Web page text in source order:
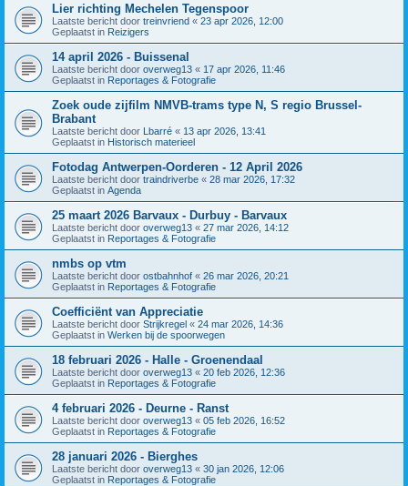
Lier richting Mechelen Tegenspoor
Laatste bericht door treinvriend « 23 apr 2026, 12:00
Geplaatst in Reizigers
14 april 2026 - Buissenal
Laatste bericht door overweg13 « 17 apr 2026, 11:46
Geplaatst in Reportages & Fotografie
Zoek oude zijfilm NMVB-trams type N, S regio Brussel-
Brabant
Laatste bericht door Lbarré « 13 apr 2026, 13:41
Geplaatst in Historisch materieel
Fotodag Antwerpen-Oorderen - 12 April 2026
Laatste bericht door traindriverbe « 28 mar 2026, 17:32
Geplaatst in Agenda
25 maart 2026 Barvaux - Durbuy - Barvaux
Laatste bericht door overweg13 « 27 mar 2026, 14:12
Geplaatst in Reportages & Fotografie
nmbs op vtm
Laatste bericht door ostbahnhof « 26 mar 2026, 20:21
Geplaatst in Reportages & Fotografie
Coefficiënt van Appreciatie
Laatste bericht door Strijkregel « 24 mar 2026, 14:36
Geplaatst in Werken bij de spoorwegen
18 februari 2026 - Halle - Groenendaal
Laatste bericht door overweg13 « 20 feb 2026, 12:36
Geplaatst in Reportages & Fotografie
4 februari 2026 - Deurne - Ranst
Laatste bericht door overweg13 « 05 feb 2026, 16:52
Geplaatst in Reportages & Fotografie
28 januari 2026 - Bierghes
Laatste bericht door overweg13 « 30 jan 2026, 12:06
Geplaatst in Reportages & Fotografie